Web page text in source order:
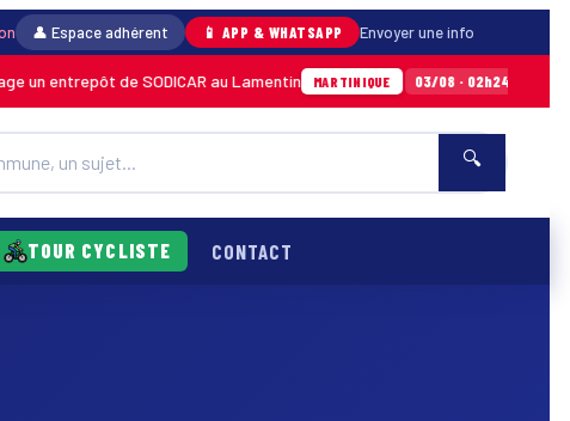
👤 Espace adhérent 📱 APP & WHATSAPP Envoyer une info
entrepôt de SODICAR au Lamentin MARTINIQUE 03/08 · 02h24 Sainte-
🔍
TOUR CYCLISTE CONTACT